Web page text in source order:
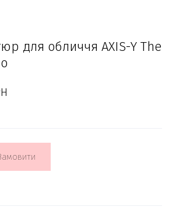
для обличчя AXIS-Y The